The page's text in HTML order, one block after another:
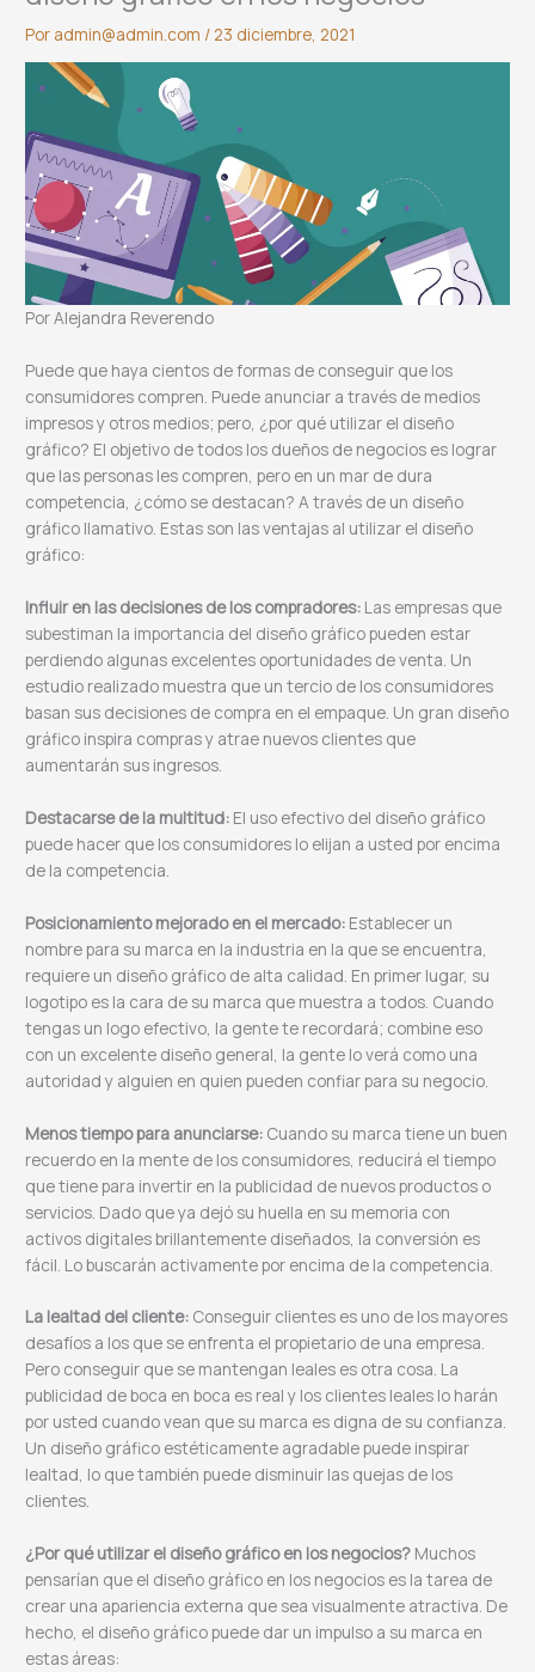
Por admin@admin.com /23 diciembre, 2021
Por Alejandra Reverendo
Puede que haya cientos de formas de conseguir que los
consumidores compren. Puede anunciar a través de medios
impresos y otros medios; pero, ¿por qué utilizar el diseño
gráfico? El objetivo de todos los dueños de negocios es lograr
que las personas les compren, pero en un mar de dura
competencia, ¿cómo se destacan? A través de un diseño
gráfico llamativo. Estas son las ventajas al utilizar el diseño
gráfico:
Influir en las decisiones de los compradores: Las empresas que
subestiman la importancia del diseño gráfico pueden estar
perdiendo algunas excelentes oportunidades de venta. Un
estudio realizado muestra que un tercio de los consumidores
basan sus decisiones de compra en el empaque. Un gran diseño
gráfico inspira compras y atrae nuevos clientes que
aumentarán sus ingresos.
Destacarse de la multitud: El uso efectivo del diseño gráfico
puede hacer que los consumidores lo elijan a usted por encima
de la competencia.
Posicionamiento mejorado en el mercado: Establecer un
nombre para su marca en la industria en la que se encuentra,
requiere un diseño gráfico de alta calidad. En primer lugar, su
logotipo es la cara de su marca que muestra a todos. Cuando
tengas un logo efectivo, la gente te recordará; combine eso
con un excelente diseño general, la gente lo verá como una
autoridad y alguien en quien pueden confiar para su negocio.
Menos tiempo para anunciarse: Cuando su marca tiene un buen
recuerdo en la mente de los consumidores, reducirá el tiempo
que tiene para invertir en la publicidad de nuevos productos o
servicios. Dado que ya dejó su huella en su memoria con
activos digitales brillantemente diseñados, la conversión es
fácil. Lo buscarán activamente por encima de la competencia.
La lealtad del cliente: Conseguir clientes es uno de los mayores
desafíos a los que se enfrenta el propietario de una empresa.
Pero conseguir que se mantengan leales es otra cosa. La
publicidad de boca en boca es real y los clientes leales lo harán
por usted cuando vean que su marca es digna de su confianza.
Un diseño gráfico estéticamente agradable puede inspirar
lealtad, lo que también puede disminuir las quejas de los
clientes.
¿Por qué utilizar el diseño gráfico en los negocios? Muchos
pensarían que el diseño gráfico en los negocios es la tarea de
crear una apariencia externa que sea visualmente atractiva. De
hecho, el diseño gráfico puede dar un impulso a su marca en
estas áreas: